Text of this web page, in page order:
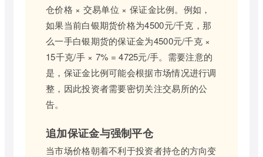
仓价格 × 交易单位 × 保证金比例。例如，
如果当前白银期货价格为4500元/千克，那
么一手白银期货的保证金为4500元/千克 ×
15千克/手 × 7% = 4725元/手。需要注意的
是，保证金比例可能会根据市场情况进行调
整，因此投资者需要密切关注交易所的公
告。
追加保证金与强制平仓
当市场价格朝着不利于投资者持仓的方向变